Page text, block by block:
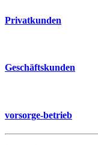
Privatkunden
Geschäftskunden
vorsorge-betrieb